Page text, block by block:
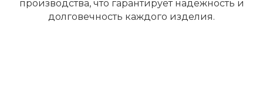
производства, что гарантирует надежность и
долговечность каждого изделия.